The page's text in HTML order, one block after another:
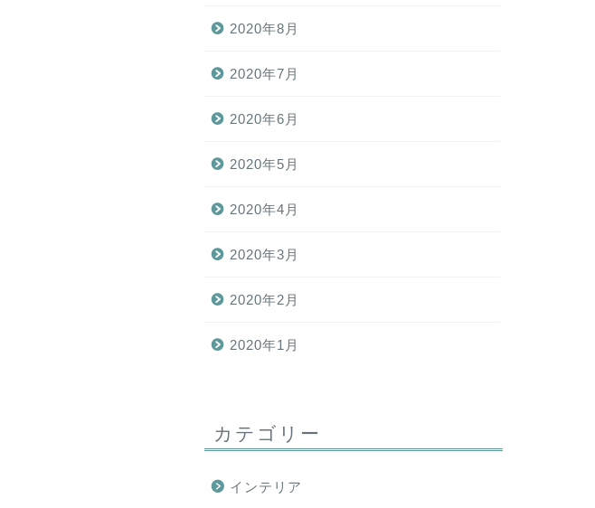
2020年8月
2020年7月
2020年6月
2020年5月
2020年4月
2020年3月
2020年2月
2020年1月
カテゴリー
インテリア